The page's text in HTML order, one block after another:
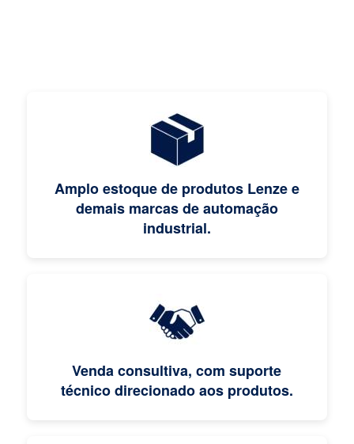
Amplo estoque de produtos Lenze e
demais marcas de automação
industrial.
Venda consultiva, com suporte
técnico direcionado aos produtos.